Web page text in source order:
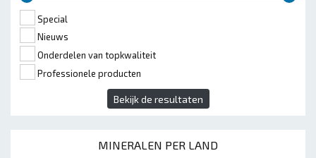
Special
Nieuws
Onderdelen van topkwaliteit
Professionele producten
Bekijk de resultaten
MINERALEN PER LAND